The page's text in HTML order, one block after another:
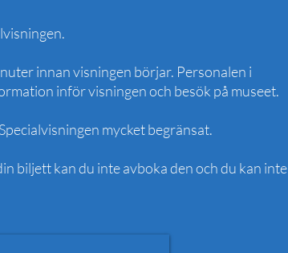
innan visningen börjar. Personalen i
inför visningen och besök på museet.
mycket begränsat.
biljett kan du inte avboka den och du kan inte